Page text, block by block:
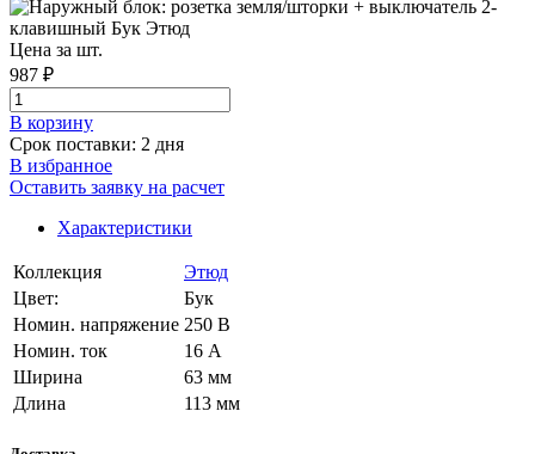
Цена за шт.
987 ₽
В корзинy
Срок поставки: 2 дня
В избранное
Оставить заявку на расчет
Характеристики
Коллекция
Этюд
Цвет:
Бук
Номин. напряжение 250 В
Номин. ток
16 А
Ширина
63 мм
Длина
113 мм